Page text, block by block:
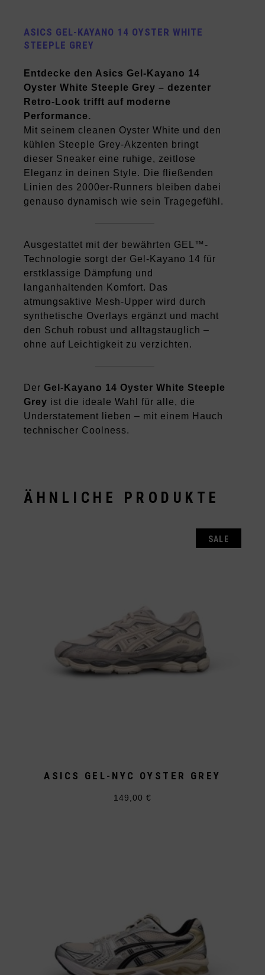
ASICS GEL-KAYANO 14 OYSTER WHITE
STEEPLE GREY
Entdecke den Asics Gel-Kayano 14
Oyster White Steeple Grey – dezenter
Retro-Look trifft auf moderne
Performance.
Mit seinem cleanen Oyster White und den
kühlen Steeple Grey-Akzenten bringt
dieser Sneaker eine ruhige, zeitlose
Eleganz in deinen Style. Die fließenden
Linien des 2000er-Runners bleiben dabei
genauso dynamisch wie sein Tragegefühl.
Ausgestattet mit der bewährten GEL™-
Technologie sorgt der Gel-Kayano 14 für
erstklassige Dämpfung und
langanhaltenden Komfort. Das
atmungsaktive Mesh-Upper wird durch
synthetische Overlays ergänzt und macht
den Schuh robust und alltagstauglich –
ohne auf Leichtigkeit zu verzichten.
DerGel-Kayano 14 Oyster White Steeple
Grey ist die ideale Wahl für alle, die
Understatement lieben – mit einem Hauch
technischer Coolness.
ÄHNLICHE PRODUKTE
SALE
ASICS GEL-NYC OYSTER GREY
149,00€
Dieses
gewählt
werden